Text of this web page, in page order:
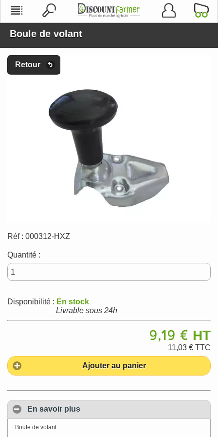
Boule de volant
Retour
Réf : 000312-HXZ
Quantité :
Disponibilité : En stock
Livrable sous 24h
9,19 € HT
11,03 € TTC
Ajouter au panier
En savoir plus
Boule de volant